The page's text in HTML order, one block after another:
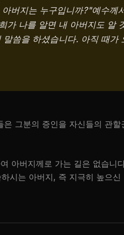
버지는 누구입니까?"예수께
가 나를 알면 내 아버지도 알
씀을 하셨습니다. 아직 때가
그분의 증인을 자신들의 관할
아버지께로 가는 길은 없습니
시는 아버지, 즉 지극히 높으신